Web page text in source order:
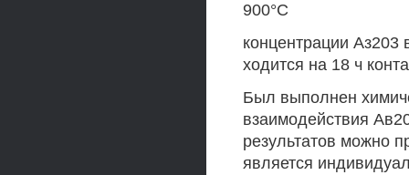
900°С
концентрации
ходится на 18 ч
Был выполнен
взаимодействия
результатов можно
является